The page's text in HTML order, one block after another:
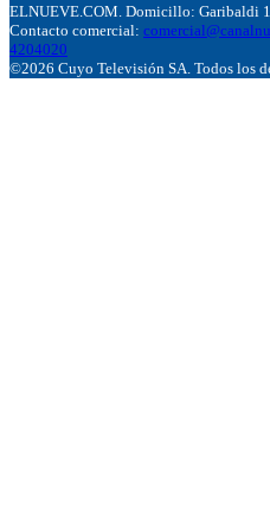
ELNUEVE.COM. Domicillo: Garibaldi
Contacto comercial:
4204020
©2026 Cuyo Televisión SA. Todos los